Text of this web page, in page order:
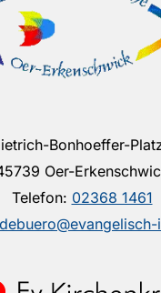
Bonhoeffer-
Oer-
Telefon: 02368 1461